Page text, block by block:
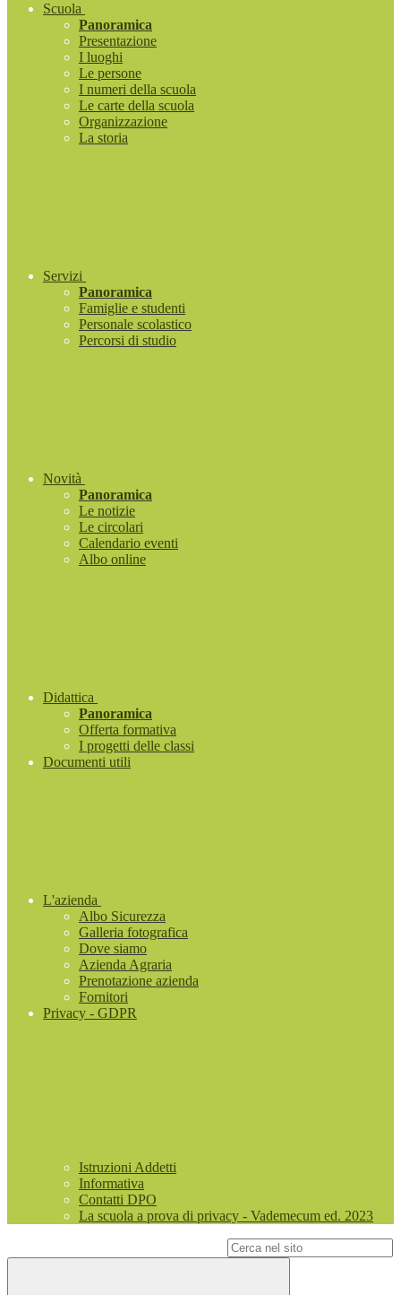
Scuola
Panoramica
Presentazione
I luoghi
Le persone
I numeri della scuola
Le carte della scuola
Organizzazione
La storia
Servizi
Panoramica
Famiglie e studenti
Personale scolastico
Percorsi di studio
Novità
Panoramica
Le notizie
Le circolari
Calendario eventi
Albo online
Didattica
Panoramica
Offerta formativa
I progetti delle classi
Documenti utili
L'azienda
Albo Sicurezza
Galleria fotografica
Dove siamo
Azienda Agraria
Prenotazione azienda
Fornitori
Privacy - GDPR
Istruzioni Addetti
Informativa
Contatti DPO
La scuola a prova di privacy - Vademecum ed. 2023